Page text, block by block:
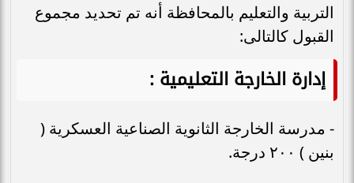
التربية والتعليم بالمحافظة أنه تم تحديد مجموع
القبول كالتالى:
إدارة الخارجة التعليمية :
- مدرسة الخارجة الثانوية الصناعية العسكرية (
بنين ) ٢٠٠ درجة.